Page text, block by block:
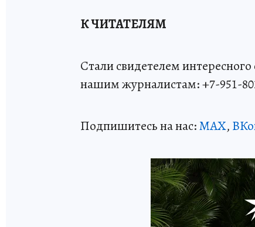
К ЧИТАТЕЛЯМ
Стали свидетелем
нашим журналистам: +7-951-
Подпишитесь на нас:MAX,